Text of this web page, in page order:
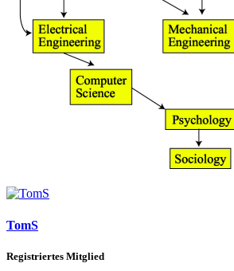
TomS
Registriertes Mitglied